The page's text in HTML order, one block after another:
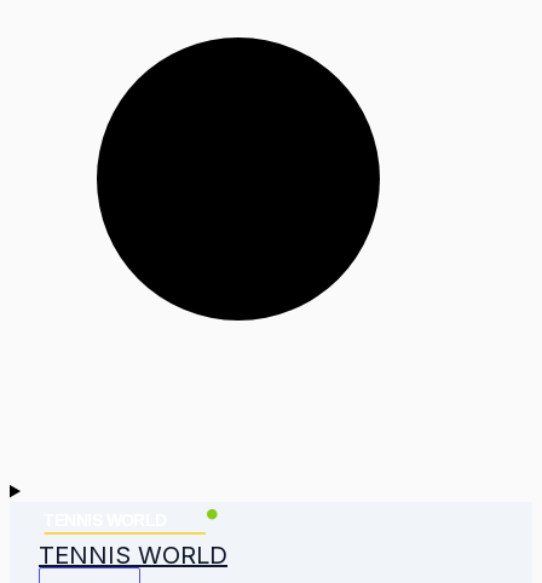
TENNIS WORLD